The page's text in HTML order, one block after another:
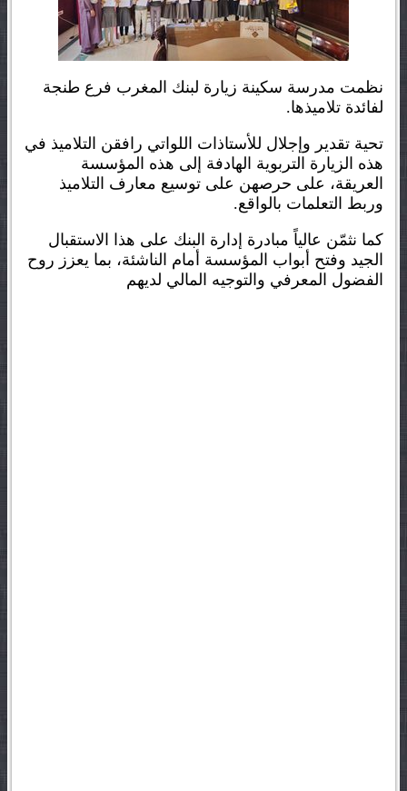
نظمت مدرسة سكينة زيارة لبنك المغرب فرع طنجة
لفائدة تلاميذها.
تحية تقدير وإجلال للأستاذات اللواتي رافقن التلاميذ في
هذه الزيارة التربوية الهادفة إلى هذه المؤسسة
العريقة، على حرصهن على توسيع معارف التلاميذ
وربط التعلمات بالواقع.
كما نثمّن عالياً مبادرة إدارة البنك على هذا الاستقبال
الجيد وفتح أبواب المؤسسة أمام الناشئة، بما يعزز روح
الفضول المعرفي والتوجيه المالي لديهم